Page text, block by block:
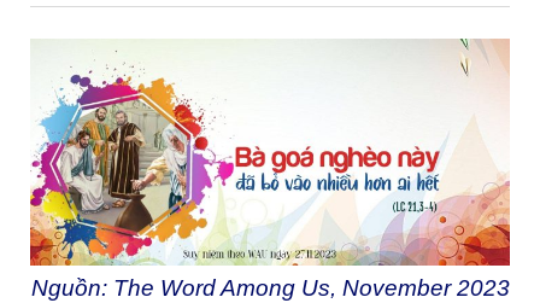
Nguồn: The Word Among Us, November 2023